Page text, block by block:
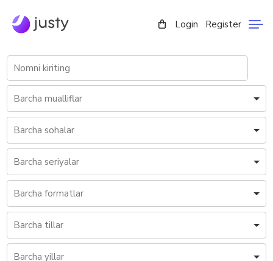
Login Register